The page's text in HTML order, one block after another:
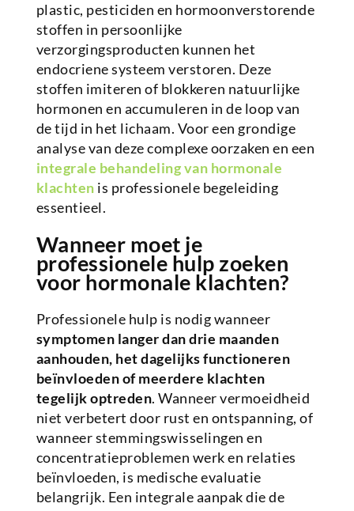
plastic, pesticiden en hormoonverstorende
stoffen in persoonlijke
verzorgingsproducten kunnen het
endocriene systeem verstoren. Deze
stoffen imiteren of blokkeren natuurlijke
hormonen en accumuleren in de loop van
de tijd in het lichaam. Voor een grondige
analyse van deze complexe oorzaken en een
integrale behandeling van hormonale
klachten is professionele begeleiding
essentieel.
Wanneer moet je
professionele hulp zoeken
voor hormonale klachten?
Professionele hulp is nodig wanneer
symptomen langer dan drie maanden
aanhouden, het dagelijks functioneren
beïnvloeden of meerdere klachten
tegelijk optreden. Wanneer vermoeidheid
niet verbetert door rust en ontspanning, of
wanneer stemmingswisselingen en
concentratieproblemen werk en relaties
beïnvloeden, is medische evaluatie
belangrijk. Een integrale aanpak die de